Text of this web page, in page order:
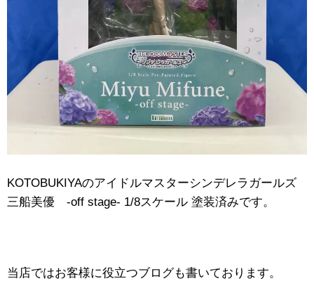
KOTOBUKIYAのアイドルマスターシンデレラガールズ ​
三船美優 -off ​stage- ​1/8スケール ​塗装済みです。
当店ではお客様に役立つブログも書いております。